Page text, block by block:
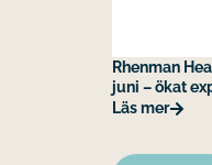
Rhenman
juni – ökat
Läs mer